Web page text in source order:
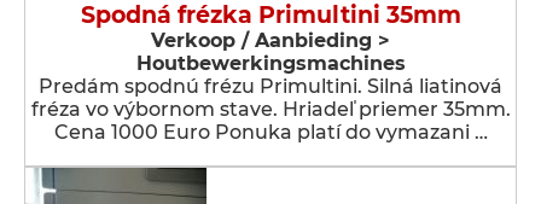
Spodná frézka Primultini 35mm
Verkoop / Aanbieding >
Houtbewerkingsmachines
Predám spodnú frézu Primultini. Silná liatinová
fréza vo výbornom stave. Hriadeľ priemer 35mm.
Cena 1000 Euro Ponuka platí do vymazani …